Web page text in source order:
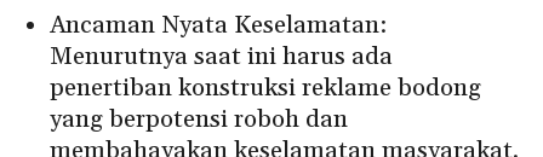
Ancaman Nyata Keselamatan:
Menurutnya saat ini harus ada
penertiban konstruksi reklame bodong
yang berpotensi roboh dan